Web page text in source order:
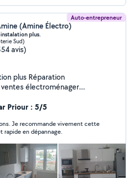
Auto-entrepreneur
(Amine Électro)
plus.
Sud)
avis)
plus Réparation
électroménager
instalation télévision,tringle à
volet manuelle et
.sept.
Priour : 5/5
Je recommande vivement cette
en dépannage.